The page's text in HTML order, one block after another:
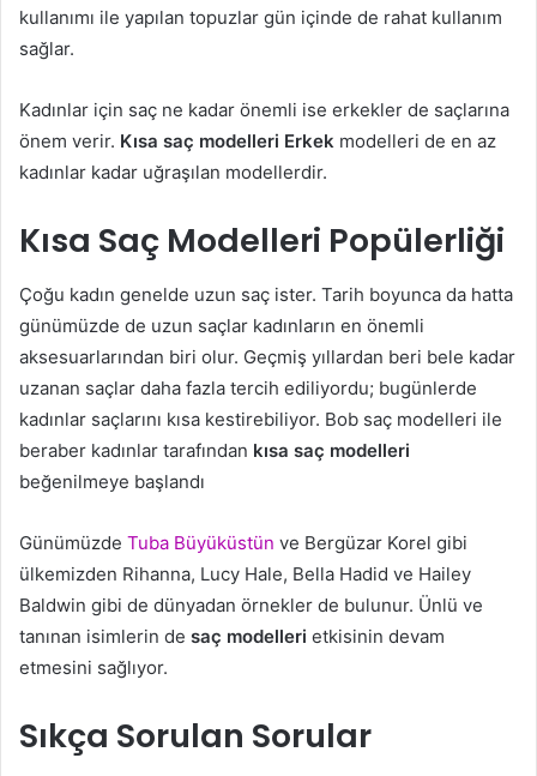
kullanımı ile yapılan topuzlar gün içinde de rahat kullanım
sağlar.
Kadınlar için saç ne kadar önemli ise erkekler de saçlarına
önem verir. Kısa saç modelleri Erkek modelleri de en az
kadınlar kadar uğraşılan modellerdir.
Kısa Saç Modelleri Popülerliği
Çoğu kadın genelde uzun saç ister. Tarih boyunca da hatta
günümüzde de uzun saçlar kadınların en önemli
aksesuarlarından biri olur. Geçmiş yıllardan beri bele kadar
uzanan saçlar daha fazla tercih ediliyordu; bugünlerde
kadınlar saçlarını kısa kestirebiliyor. Bob saç modelleri ile
beraber kadınlar tarafından kısa saç modelleri
beğenilmeye başlandı
Günümüzde Tuba Büyüküstün ve Bergüzar Korel gibi
ülkemizden Rihanna, Lucy Hale, Bella Hadid ve Hailey
Baldwin gibi de dünyadan örnekler de bulunur. Ünlü ve
tanınan isimlerin de saç modelleri etkisinin devam
etmesini sağlıyor.
Sıkça Sorulan Sorular